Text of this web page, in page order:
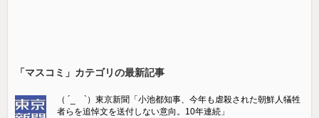
「マスコミ」カテゴリの最新記事
（ ´_ゝ`）東京新聞「小池都知事、今年も虐殺された朝鮮人犠牲
者らを追悼文を送付しない意向。10年連続」